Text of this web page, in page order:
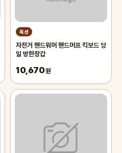
옥션
자전거 핸드워머 핸드머프 킥보드 당
일 방한장갑
10,670원